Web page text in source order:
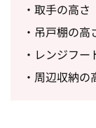
・取手の高さ
・吊戸棚の高
・レンジフー
・周辺収納の